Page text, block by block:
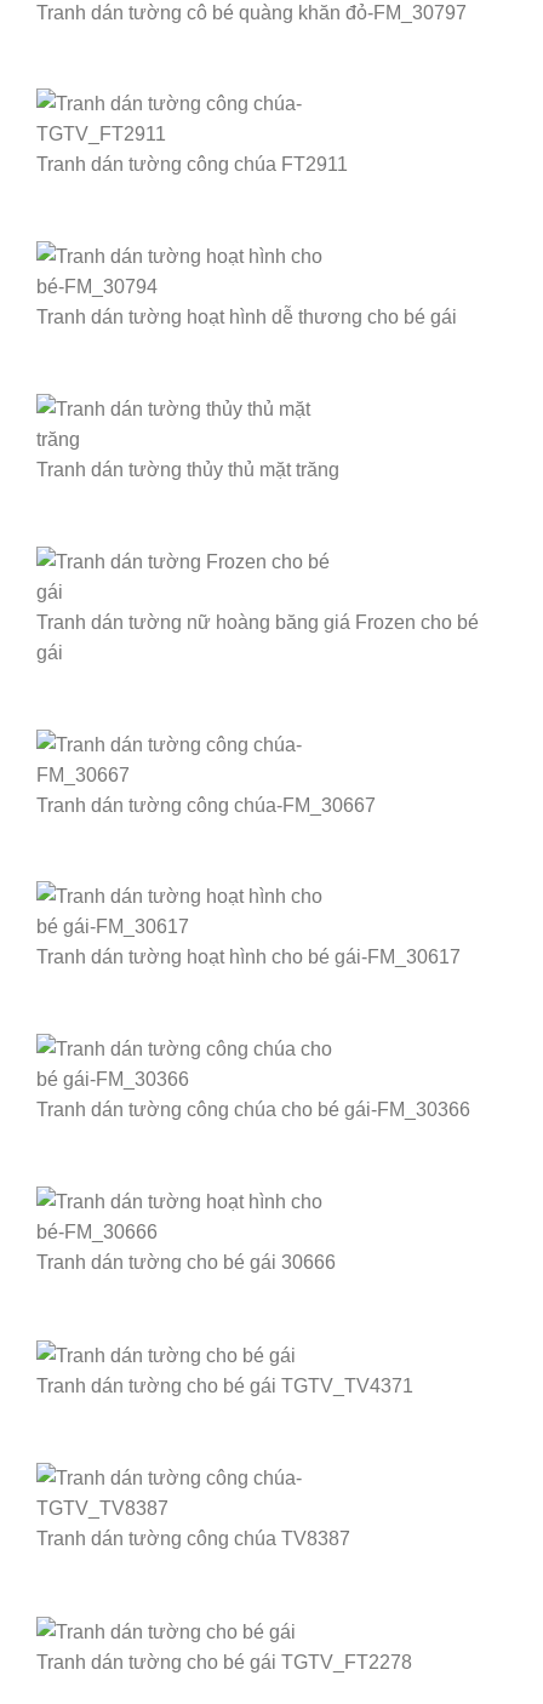
Tranh dán tường cô bé quàng khăn đỏ-FM_30797
Tranh dán tường công chúa FT2911
Tranh dán tường hoạt hình dễ thương cho bé gái
Tranh dán tường thủy thủ mặt trăng
Tranh dán tường nữ hoàng băng giá Frozen cho bé
gái
Tranh dán tường công chúa-FM_30667
Tranh dán tường hoạt hình cho bé gái-FM_30617
Tranh dán tường công chúa cho bé gái-FM_30366
Tranh dán tường cho bé gái 30666
Tranh dán tường cho bé gái TGTV_TV4371
Tranh dán tường công chúa TV8387
Tranh dán tường cho bé gái TGTV_FT2278